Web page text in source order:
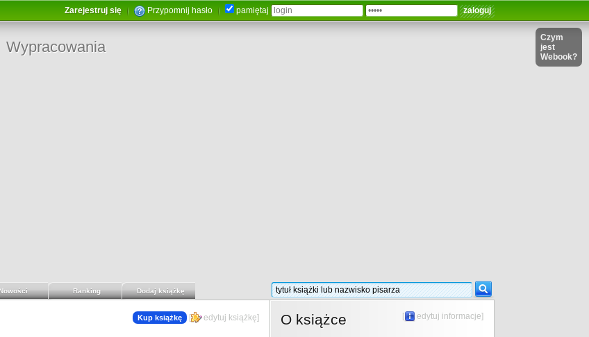
Zarejestruj się Przypomnij hasło pamiętaj
Wypracowania
Czym
jest
Webook?
Ranking Dodaj książkę
Kup książkę [ edytuj książkę] [ edytuj informacje]
O książce